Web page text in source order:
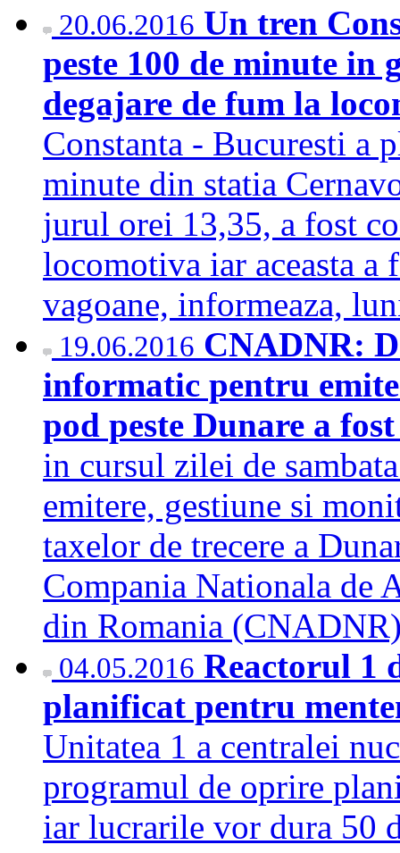
20.06.2016 Un tren
peste 100 de minute in
degajare de fum la
Constanta - Bucuresti a
minute din statia
jurul orei 13,35, a fost
locomotiva iar aceasta a
vagoane, informeaza,
19.06.2016 CNADNR:
informatic pentru
pod peste Dunare a
in cursul zilei de
emitere, gestiune si
taxelor de trecere a
Compania Nationala de
din Romania
04.05.2016 Reactorul 1
planificat pentru
Unitatea 1 a centralei
programul de oprire
iar lucrarile vor dura 50